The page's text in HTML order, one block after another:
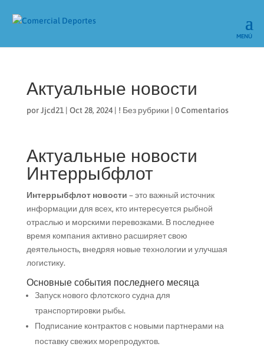
Актуальные новости
porJjcd21| Oct 28, 2024| ! Без рубрики | 0 Comentarios
Актуальные новости
Интеррыбфлот
Интеррыбфлот новости – это важный источник
информации для всех, кто интересуется рыбной
отраслью и морскими перевозками. В последнее
время компания активно расширяет свою
деятельность, внедряя новые технологии и улучшая
логистику.
Основные события последнего месяца
Запуск нового флотского судна для
транспортировки рыбы.
Подписание контрактов с новыми партнерами на
поставку свежих морепродуктов.